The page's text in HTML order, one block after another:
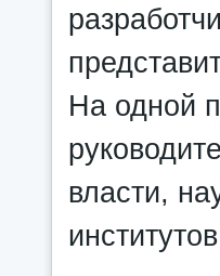
На одной
власти,